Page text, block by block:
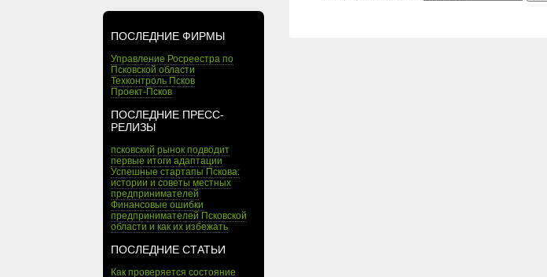
ПОСЛЕДНИЕ ФИРМЫ
Управление Росреестра по
Псковской области
Техконтроль Псков
Проект-Псков
ПОСЛЕДНИЕ ПРЕСС-
РЕЛИЗЫ
псковский рынок подводит
первые итоги адаптации
Успешные стартапы Пскова:
истории и советы местных
предпринимателей
Финансовые ошибки
предпринимателей Псковской
области и как их избежать
ПОСЛЕДНИЕ СТАТЬИ
Как проверяется состояние